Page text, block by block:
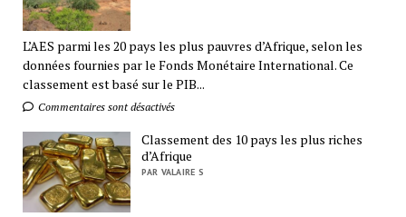
L’AES parmi les 20 pays les plus pauvres d’Afrique, selon les
données fournies par le Fonds Monétaire International. Ce
classement est basé sur le PIB...
Commentaires sont désactivés
Classement des 10 pays les plus riches
d’Afrique
PAR VALAIRE S